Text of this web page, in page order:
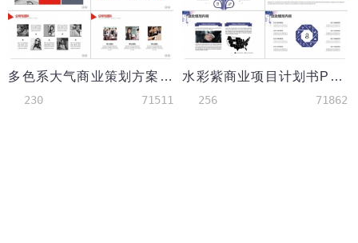
多色系大气商业策划方案计划书PPT模板
230 71511
水彩紫商业项目计划书PPT模板
256 71862